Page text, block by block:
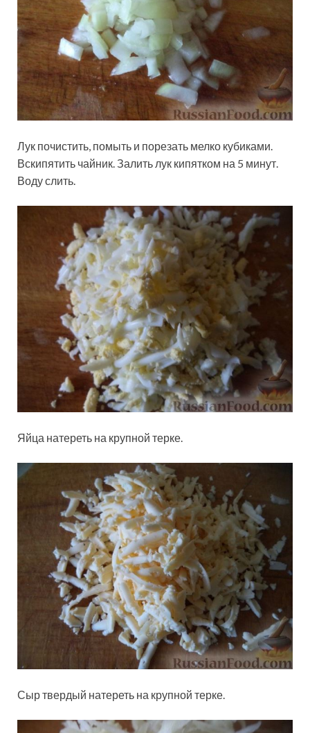
Лук почистить, помыть и порезать мелко кубиками.
Вскипятить чайник. Залить лук кипятком на 5 минут.
Воду слить.
Яйца натереть на крупной терке.
Сыр твердый натереть на крупной терке.